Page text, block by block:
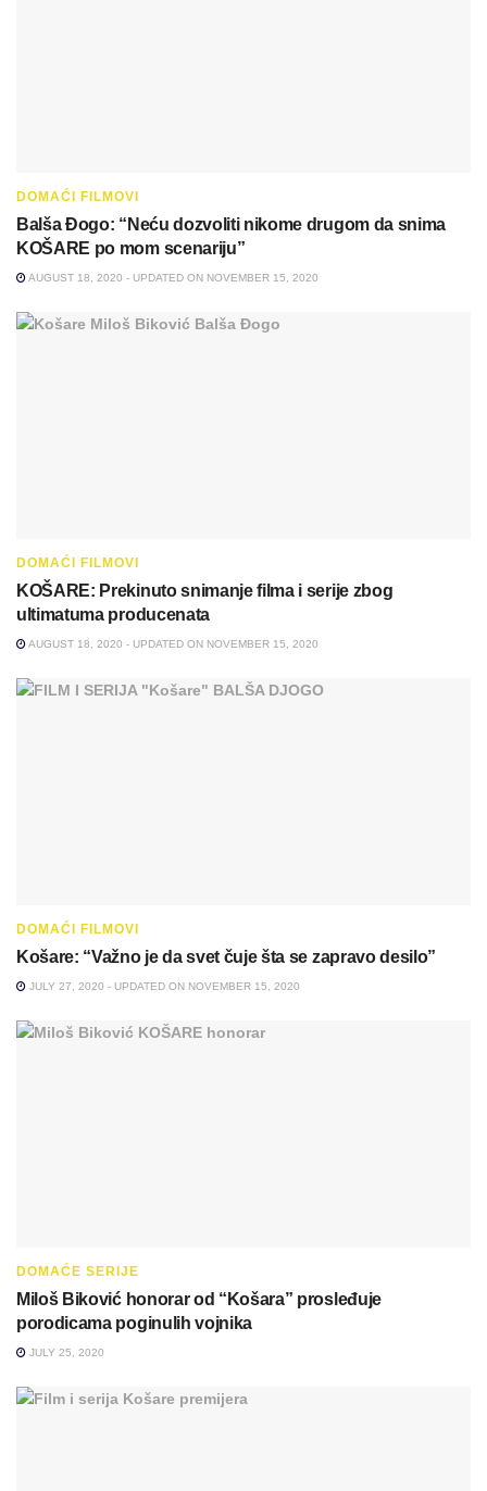
DOMAĆI FILMOVI
Balša Đogo: “Neću dozvoliti nikome drugom da snima
KOŠARE po mom scenariju”
AUGUST 18, 2020 - UPDATED ON NOVEMBER 15, 2020
DOMAĆI FILMOVI
KOŠARE: Prekinuto snimanje filma i serije zbog
ultimatuma producenata
AUGUST 18, 2020 - UPDATED ON NOVEMBER 15, 2020
DOMAĆI FILMOVI
Košare: “Važno je da svet čuje šta se zapravo desilo”
JULY 27, 2020 - UPDATED ON NOVEMBER 15, 2020
DOMAĆE SERIJE
Miloš Biković honorar od “Košara” prosleđuje
porodicama poginulih vojnika
JULY 25, 2020